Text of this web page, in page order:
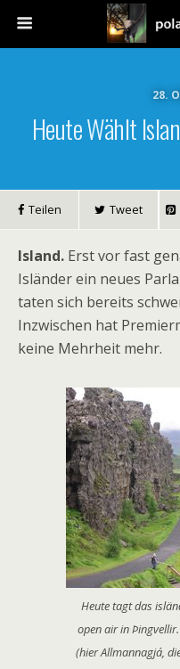
28.
Heute Wählt
Teilen Tweet
Island. Erst vor fast
Isländer ein neues
taten sich bereits
Inzwischen hat
keine Mehrheit mehr.
Heute tagt das
open air in
(hier Allmannagjá,